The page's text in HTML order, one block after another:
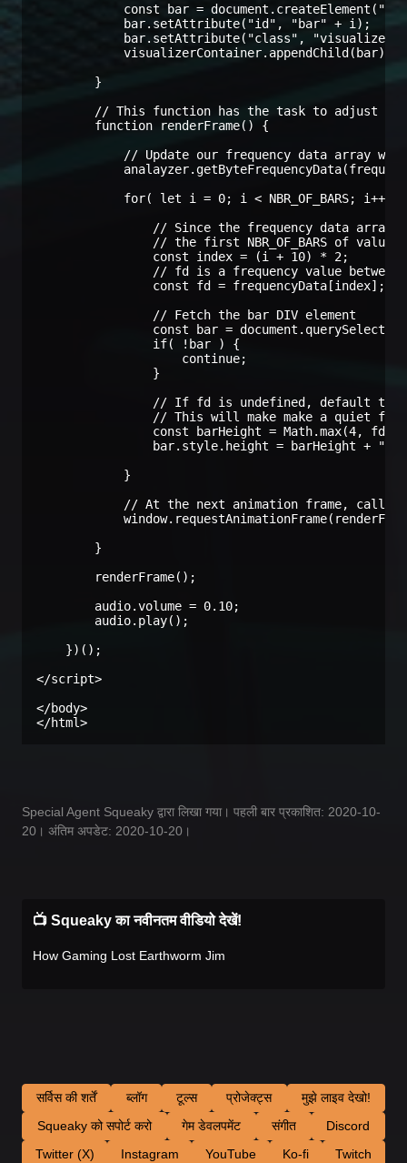
const bar =
            bar.setAttribute("id", "bar" + i);
bar.setAttribute("class", "visualizer-
            visualizerContainer.appendChild(bar);
        }
// This function has the task to adjust
        function renderFrame() {
// Update our frequency data array
for( let i = 0; i < NBR_OF_BARS; i++ )
// Since the frequency data array
// the first NBR_OF_BARS of
                const index = (i + 10) * 2;
// fd is a frequency value between
                const fd = frequencyData[index];
                // Fetch the bar DIV element
const bar =
                if( !bar ) {
                    continue;
                }
// If fd is undefined, default to
// This will make make a quiet
const barHeight = Math.max(4, fd
bar.style.height = barHeight +
            }
// At the next animation frame, call
        }
        renderFrame();
        audio.volume = 0.10;
        audio.play();
    })();
</script>
</body>
</html>
Special Agent Squeaky द्वारा लिखा गया। पहली बार प्रकाशित: 2020-10-
20। अंतिम अपडेट: 2020-10-20।
📺 Squeaky का नवीनतम वीडियो देखें!
How Gaming Lost Earthworm Jim
सर्विस की शर्तें ब्लॉग टूल्स प्रोजेक्ट्स
मुझे लाइव देखो!
Squeaky को सपोर्ट करो
गेम डेवलपमेंट संगीत
Discord
Twitter (X)
Instagram YouTube Ko-fi Twitch